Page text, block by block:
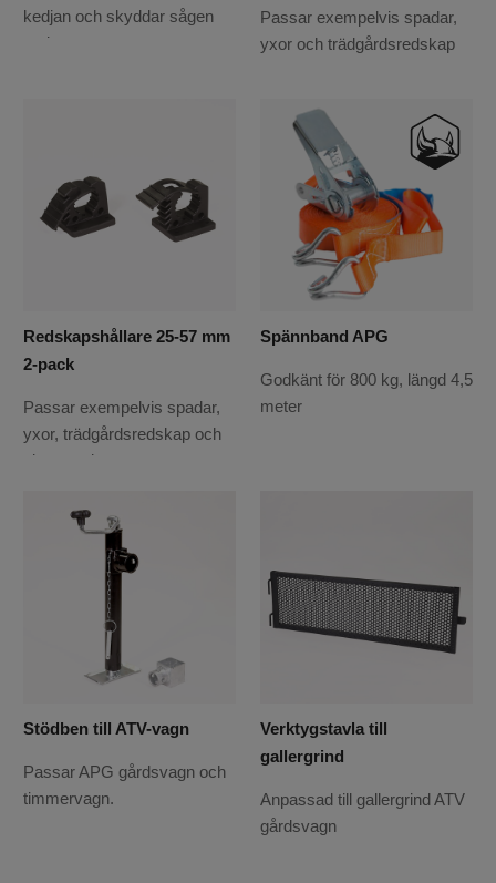
kedjan och skyddar sågen
under transport.
Passar exempelvis spadar,
yxor och trädgårdsredskap
Redskapshållare 25-57 mm
2-pack
Passar exempelvis spadar,
yxor, trädgårdsredskap och
skogsverktyg
Spännband APG
Godkänt för 800 kg, längd 4,5
meter
Stödben till ATV-vagn
Passar APG gårdsvagn och
timmervagn.
Verktygstavla till
gallergrind
Anpassad till gallergrind ATV
gårdsvagn